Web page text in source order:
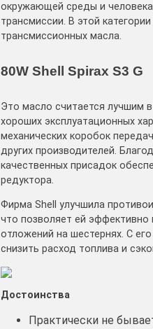
окружающей среды и
трансмиссии. В этой
трансмиссионных масла.
80W Shell Spirax S3 G
Это масло считается лучшим
хороших эксплуатационных
механических коробок
других производителей.
качественных присадок
редуктора.
Фирма Shell улучшила
что позволяет ей
отложений на шестернях. С
снизить расход топлива и
Достоинства
Практически не